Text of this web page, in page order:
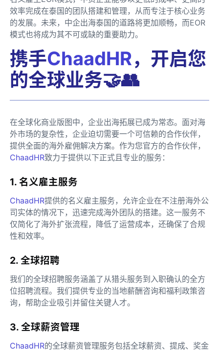
效率完成在泰国的团队搭建和管理，从而专注于核心业务
的发展。未来，中企出海泰国的道路将更加顺畅，而EOR
模式也将成为其不可或缺的重要助力。
携手ChaadHR，开启您
的全球业务🤝👥
在全球化商业版图中，企业出海拓展已成为常态。面对海
外市场的复杂性，企业迫切需要一个可信赖的合作伙伴，
提供全面的海外雇佣解决方案。作为您官方的合作伙伴，
ChaadHR致力于提供以下正式且专业的服务：
1. 名义雇主服务
ChaadHR提供的名义雇主服务，允许企业在不注册海外公
司实体的情况下，迅速完成海外团队的搭建。这一服务不
仅简化了海外扩张流程，降低了运营成本，还确保了合规
性和效率。
2. 全球招聘
我们的全球招聘服务涵盖了从猎头服务到入职确认的全方
位招聘流程。我们提供专业的当地薪酬咨询和福利政策咨
询，帮助企业吸引并留住关键人才。
3. 全球薪资管理
ChaadHR的全球薪资管理服务包括全球薪资、提成、奖金